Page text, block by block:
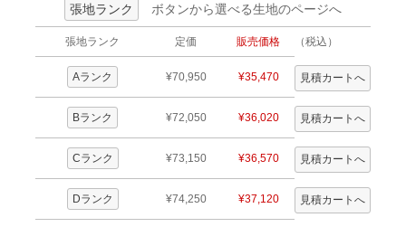
張地ランク
ボタンから選べる生地のページへ
張地ランク 定価 販売価格 （税込）
Aランク ¥70,950 ¥35,470
Bランク ¥72,050 ¥36,020
Cランク ¥73,150 ¥36,570
Dランク ¥74,250 ¥37,120